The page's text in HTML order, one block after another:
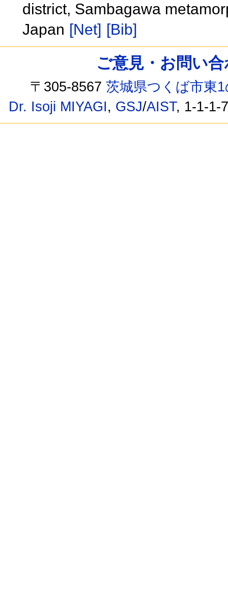
district, Sambagawa
Japan [Net] [Bib]
ご意見・お問い
〒305-8567茨城県つくば市東
Dr. Isoji MIYAGI, GSJ/AIST, 1-1-1-